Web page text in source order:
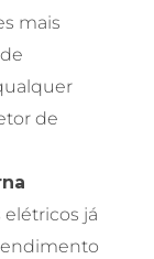
mais
de
já